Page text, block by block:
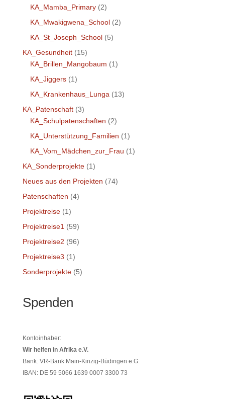
KA_Mamba_Primary(2)
KA_Mwakigwena_School(2)
KA_St_Joseph_School(5)
KA_Gesundheit(15)
KA_Brillen_Mangobaum (1)
KA_Jiggers(1)
KA_Krankenhaus_Lunga (13)
KA_Patenschaft(3)
KA_Schulpatenschaften (2)
KA_Unterstützung_Familien (1)
KA_Vom_Mädchen_zur_Frau (1)
KA_Sonderprojekte(1)
Neues aus den Projekten (74)
Patenschaften (4)
Projektreise(1)
Projektreise1 (59)
Projektreise2 (96)
Projektreise3 (1)
Sonderprojekte(5)
Spenden
Kontoinhaber:
Wir helfen in Afrika e.V.
Bank: VR-Bank Main-Kinzig-Büdingen e.G.
IBAN: DE 59 5066 1639 0007 3300 73